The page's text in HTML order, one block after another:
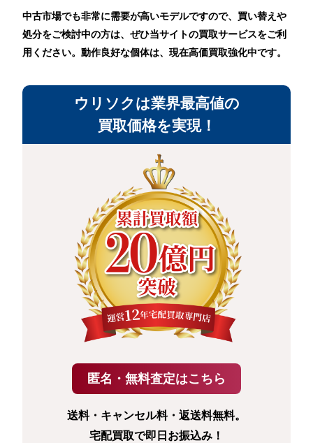
中古市場でも非常に需要が高いモデルですので、買い替えや
処分をご検討中の方は、ぜひ当サイトの買取サービスをご利
用ください。動作良好な個体は、現在高価買取強化中です。
ウリソクは業界最高値の
買取価格を実現！
送料・キャンセル料・返送料無料。
宅配買取で即日お振込み！